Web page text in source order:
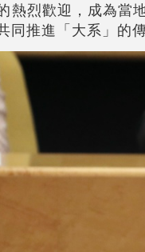
熱烈歡迎，成為當
同推進「大系」的